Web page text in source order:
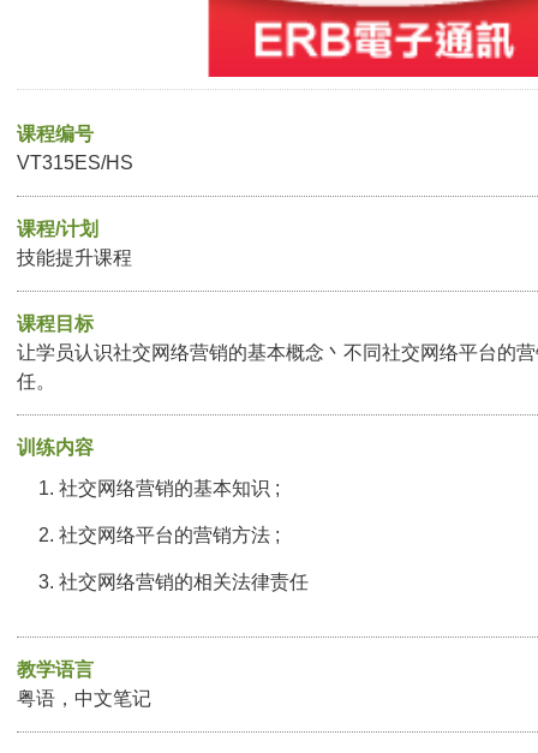
课程编号
VT315ES/HS
课程/计划
技能提升课程
课程目标
让学员认识社交网络营销的基本概念丶不同社交网络平台的
任。
训练内容
社交网络营销的基本知识 ;
社交网络平台的营销方法 ;
社交网络营销的相关法律责任
教学语言
粤语，中文笔记